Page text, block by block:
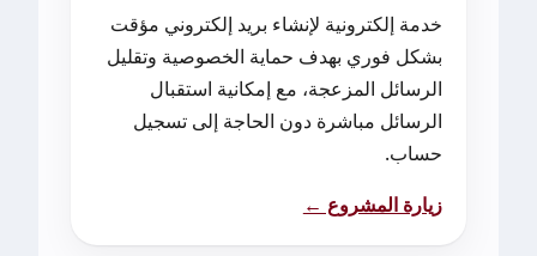
خدمة إلكترونية لإنشاء بريد إلكتروني مؤقت
بشكل فوري بهدف حماية الخصوصية وتقليل
الرسائل المزعجة، مع إمكانية استقبال
الرسائل مباشرة دون الحاجة إلى تسجيل
حساب.
زيارة المشروع ←